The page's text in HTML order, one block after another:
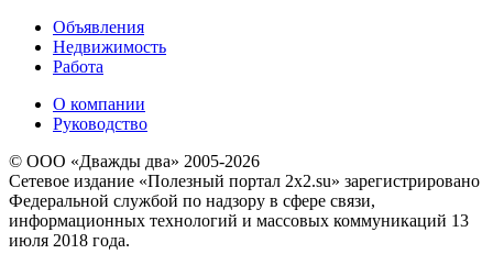
Объявления
Недвижимость
Работа
О компании
Руководство
© ООО «Дважды два» 2005-2026
Сетевое издание «Полезный портал 2x2.su» зарегистрировано
Федеральной службой по надзору в сфере связи,
информационных технологий и массовых коммуникаций 13
июля 2018 года.